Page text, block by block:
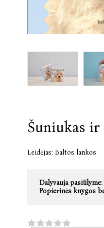
Šuniukas
Leidėjas: Baltos lankos
Dalyvauja pasiūlyme:
Popierinės knygos